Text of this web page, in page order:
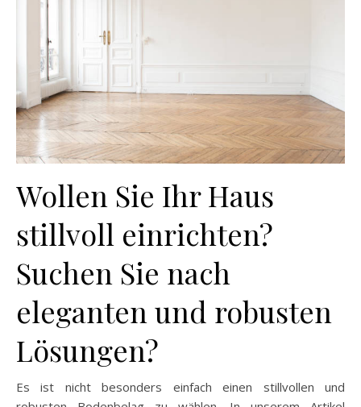
Wollen Sie Ihr Haus
stillvoll einrichten?
Suchen Sie nach
eleganten und robusten
Lösungen?
Es ist nicht besonders einfach einen stillvollen und